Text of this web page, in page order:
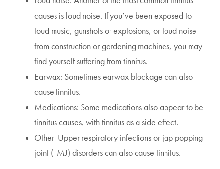
causes is loud noise. If you’ve been exposed to
loud music, gunshots or explosions, or loud noise
from construction or gardening machines, you may
find yourself suffering from tinnitus.
Earwax: Sometimes earwax blockage can also
cause tinnitus.
Medications: Some medications also appear to be
tinnitus causes, with tinnitus as a side effect.
Other: Upper respiratory infections or jap popping
joint (TMJ) disorders can also cause tinnitus.